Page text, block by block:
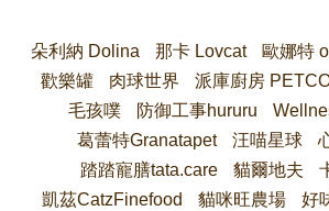
朵利納 Dolina 那卡 Lovcat 歐娜特
歡樂罐
肉球世界 派庫廚房
毛孩噗
防御工事hururu
葛蕾特Granatapet
汪喵星球
踏踏寵膳tata.care
貓爾地夫
凱茲CatzFinefood
貓咪旺農場 好